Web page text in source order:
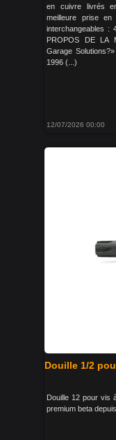
en cuivre livrés
meilleure prise
interchangeables :
PROPOS DE LA
Garage
1996 (...)
12/07/2026 00:00
Douille 1/2
Douille 12 pour vis
premium beta